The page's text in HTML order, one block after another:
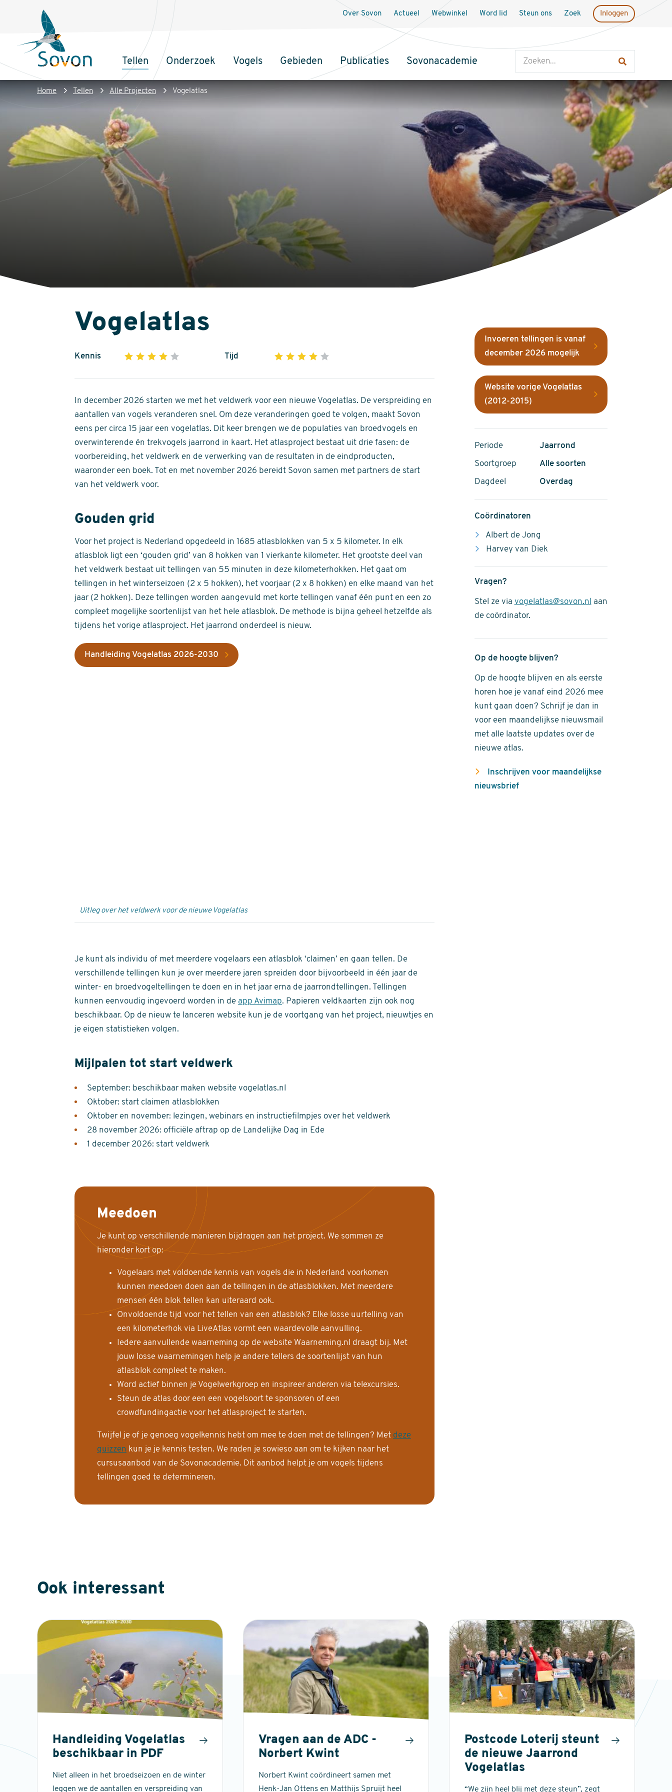
inhoud
Sovon
Homepage
Hoofdnavigatie
Tellen Onderzoek Vogels Gebieden Publicaties Sovonacademie
Over Sovon Actueel Webwinkel Word lid Steun ons Zoek Inloggen
Kruimelpad
Home Tellen Alle Projecten Vogelatlas
Vogelatlas
Kennis 1 2 3 4
of
5
stars
Tijd 1 2 3 4
of
5
stars
In december 2026 starten we met het veldwerk voor een nieuwe Vogelatlas. De verspreiding en
aantallen van vogels veranderen snel. Om deze veranderingen goed te volgen, maakt Sovon
eens per circa 15 jaar een vogelatlas. Dit keer brengen we de populaties van broedvogels en
overwinterende én trekvogels jaarrond in kaart. Het atlasproject bestaat uit drie fasen: de
voorbereiding, het veldwerk en de verwerking van de resultaten in de eindproducten,
waaronder een boek. Tot en met november 2026 bereidt Sovon samen met partners de start
van het veldwerk voor.
Gouden grid
Voor het project is Nederland opgedeeld in 1685 atlasblokken van 5 x 5 kilometer. In elk
atlasblok ligt een ‘gouden grid’ van 8 hokken van 1 vierkante kilometer. Het grootste deel van
het veldwerk bestaat uit tellingen van 55 minuten in deze kilometerhokken. Het gaat om
tellingen in het winterseizoen (2 x 5 hokken), het voorjaar (2 x 8 hokken) en elke maand van het
jaar (2 hokken). Deze tellingen worden aangevuld met korte tellingen vanaf één punt en een zo
compleet mogelijke soortenlijst van het hele atlasblok. De methode is bijna geheel hetzelfde als
tijdens het vorige atlasproject. Het jaarrond onderdeel is nieuw.
Handleiding Vogelatlas 2026-2030
Uitleg over het veldwerk voor de nieuwe Vogelatlas
Je kunt als individu of met meerdere vogelaars een atlasblok ‘claimen’ en gaan tellen. De
verschillende tellingen kun je over meerdere jaren spreiden door bijvoorbeeld in één jaar de
winter- en broedvogeltellingen te doen en in het jaar erna de jaarrondtellingen. Tellingen
kunnen eenvoudig ingevoerd worden in de app Avimap. Papieren veldkaarten zijn ook nog
beschikbaar. Op de nieuw te lanceren website kun je de voortgang van het project, nieuwtjes en
je eigen statistieken volgen.
Mijlpalen tot start veldwerk
September: beschikbaar maken website vogelatlas.nl
Oktober: start claimen atlasblokken
Oktober en november: lezingen, webinars en instructiefilmpjes over het veldwerk
28 november 2026: officiële aftrap op de Landelijke Dag in Ede
1 december 2026: start veldwerk
Meedoen
Je kunt op verschillende manieren bijdragen aan het project. We sommen ze
hieronder kort op:
Vogelaars met voldoende kennis van vogels die in Nederland voorkomen
kunnen meedoen doen aan de tellingen in de atlasblokken. Met meerdere
mensen één blok tellen kan uiteraard ook.
Onvoldoende tijd voor het tellen van een atlasblok? Elke losse uurtelling van
een kilometerhok via LiveAtlas vormt een waardevolle aanvulling.
Iedere aanvullende waarneming op de website Waarneming.nl draagt bij. Met
jouw losse waarnemingen help je andere tellers de soortenlijst van hun
atlasblok compleet te maken.
Word actief binnen je Vogelwerkgroep en inspireer anderen via telexcursies.
Steun de atlas door een een vogelsoort te sponsoren of een
crowdfundingactie voor het atlasproject te starten.
Twijfel je of je genoeg vogelkennis hebt om mee te doen met de tellingen? Met deze
quizzen kun je je kennis testen. We raden je sowieso aan om te kijken naar het
cursusaanbod van de Sovonacademie. Dit aanbod helpt je om vogels tijdens
tellingen goed te determineren.
Invoeren tellingen is vanaf
december 2026 mogelijk
Website vorige Vogelatlas
(2012-2015)
Periode Jaarrond
Soortgroep Alle soorten
Dagdeel Overdag
Coördinatoren
Albert de Jong
Harvey van Diek
Vragen?
Stel ze via vogelatlas@sovon.nl
aan
de coördinator.
Op de hoogte blijven?
Op de hoogte blijven en als eerste
horen hoe je vanaf eind 2026 mee
kunt gaan doen? Schrijf je dan in
voor een maandelijkse nieuwsmail
met alle laatste updates over de
nieuwe atlas.
Inschrijven voor maandelijkse
nieuwsbrief
Ook interessant
Handleiding Vogelatlas
beschikbaar in PDF
Niet alleen in het broedseizoen en de winter
leggen we de aantallen en verspreiding van
Vragen aan de ADC -
Norbert Kwint
Norbert Kwint coördineert samen met
Henk-Jan Ottens en Matthijs Spruijt heel
Postcode Loterij steunt
de nieuwe Jaarrond
Vogelatlas
“We zijn heel blij met deze steun”, zegt